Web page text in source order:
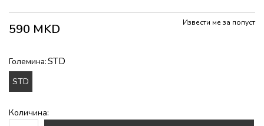
590 MKD Извести ме за попуст
Големина:STD
STD
Количина: